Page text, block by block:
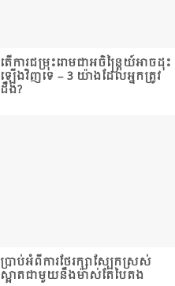
តើការជម្រុះ​រោមជាអចិន្ត្រៃយ៍អាច​ដុះ
ឡើងវិញទេ – 3 យ៉ាងដែលអ្នកត្រូវ
ដឹង?
ប្រាប់​អំពីការថែរក្សាស្បែកស្រស់
ស្អាតជាមួយនឹងម៉ាស់តែបៃតង